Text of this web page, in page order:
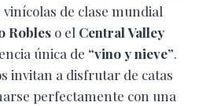
vinícolas de clase mundial
Robles o el Central Valley
única de “vino y nieve”.
invitan a disfrutar de catas
perfectamente con una